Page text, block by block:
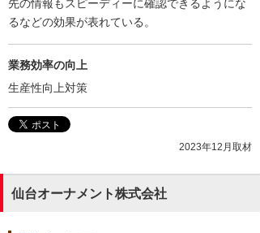
先の情報もスピーディーに確認できるようにな
るなどの効果が表れている。
業務効率の向上
生産性向上対策
2023年12月取材
仙台オーナメント株式会社